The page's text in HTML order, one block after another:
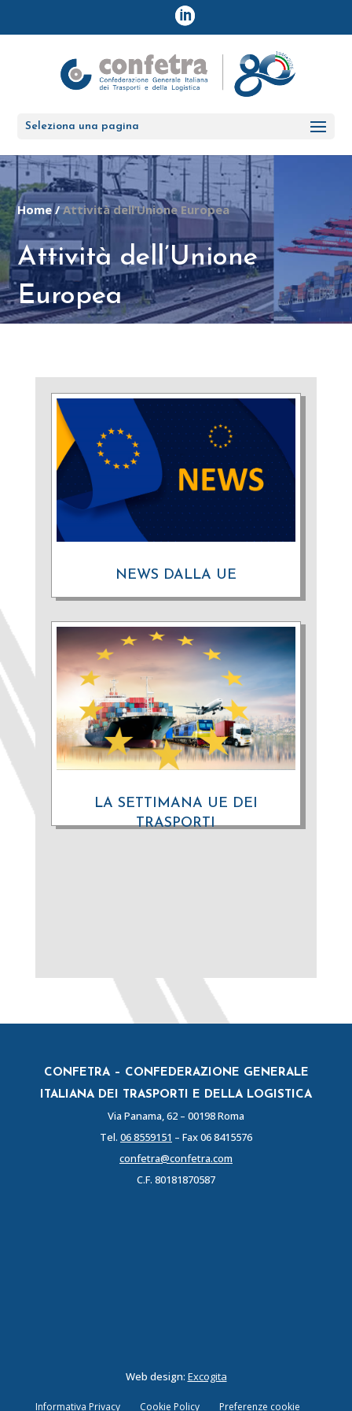
Seleziona una pagina
Home/Attività dell’Unione Europea
Attività dell’Unione
Europea
NEWS DALLA UE
LA SETTIMANA UE DEI
TRASPORTI
CONFETRA – CONFEDERAZIONE GENERALE
ITALIANA DEI TRASPORTI E DELLA LOGISTICA
Via Panama, 62 – 00198 Roma
Tel. 06 8559151 – Fax 06 8415576
confetra@confetra.com
C.F. 80181870587
Web design: Excogita
Informativa Privacy Cookie Policy Preferenze cookie